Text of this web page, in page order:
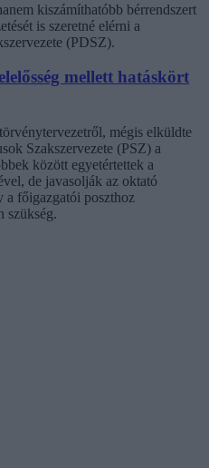
kiszámíthatóbb bérrendszert
is szeretné elérni a
(PDSZ).
mellett hatáskört
mégis elküldte
Szakszervezete (PSZ) a
között egyetértettek a
de javasolják az oktató
a főigazgatói poszthoz
szükség.